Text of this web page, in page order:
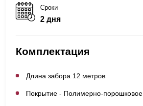
Сроки
2 дня
Комплектация
Длина забора 12 метров
Покрытие - Полимерно-порошковое